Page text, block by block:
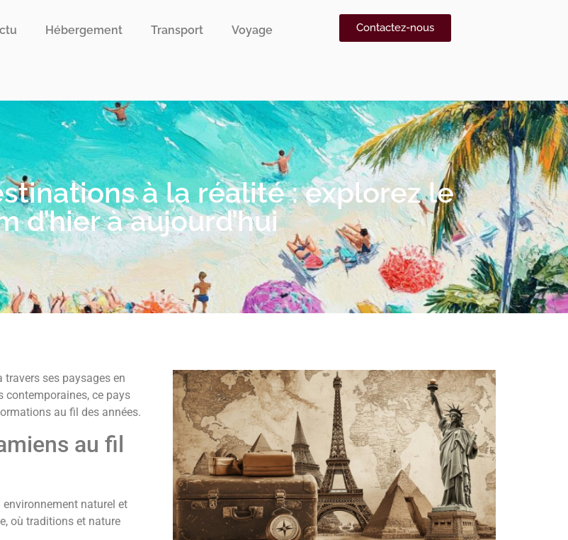
Hébergement Transport Voyage Contactez-nous
à la réalité : explorez le
d’hier à aujourd’hui
ses paysages en
contemporaines, ce pays
au fil des années.
au fil
naturel et
où traditions et nature